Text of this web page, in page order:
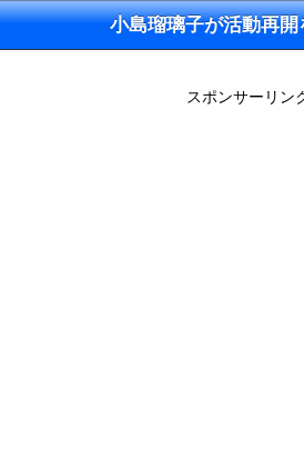
小島瑠璃子が活動再開
スポンサーリン